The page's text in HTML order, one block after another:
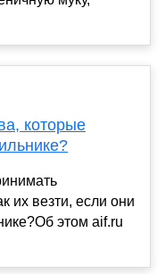
которые
их везти, если они
этом aif.ru